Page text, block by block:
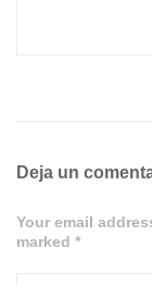
Deja un
Your email
marked *